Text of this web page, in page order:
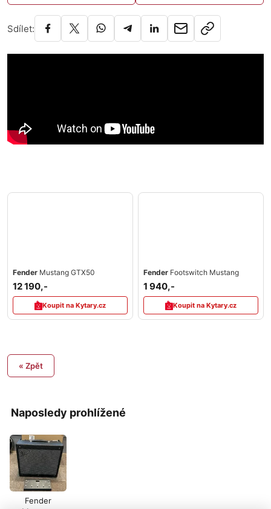
Naposledy prohlížené
Fender
Sdílet:
Fender Mustang GTX50
12 190,-
Koupit na Kytary.cz
Fender Footswitch Mustang
1 940,-
Koupit na Kytary.cz
« Zpět